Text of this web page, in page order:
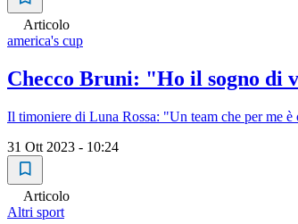
Articolo
america's cup
Checco Bruni: "Ho il sogno di
Il timoniere di Luna Rossa: "Un team che per me
31 Ott 2023 - 10:24
Articolo
Altri sport